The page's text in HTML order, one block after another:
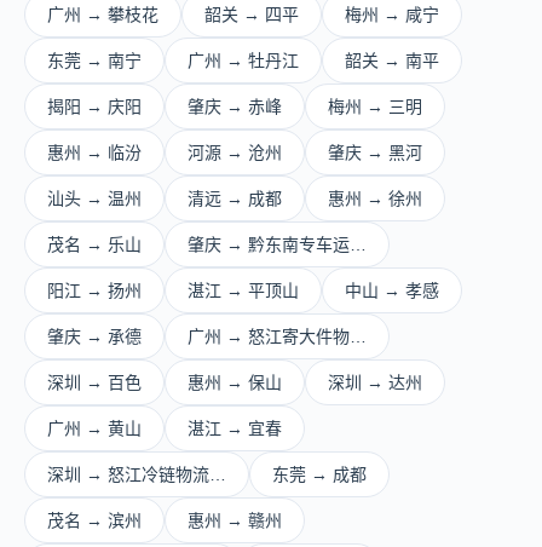
广州 → 攀枝花 韶关 → 四平 梅州 → 咸宁
东莞 → 南宁 广州 → 牡丹江 韶关 → 南平
揭阳 → 庆阳 肇庆 → 赤峰 梅州 → 三明
惠州 → 临汾 河源 → 沧州 肇庆 → 黑河
汕头 → 温州 清远 → 成都 惠州 → 徐州
茂名 → 乐山 肇庆 → 黔东南专车运…
阳江 → 扬州 湛江 → 平顶山 中山 → 孝感
肇庆 → 承德 广州 → 怒江寄大件物…
深圳 → 百色 惠州 → 保山 深圳 → 达州
广州 → 黄山 湛江 → 宜春
深圳 → 怒江冷链物流… 东莞 → 成都
茂名 → 滨州 惠州 → 赣州